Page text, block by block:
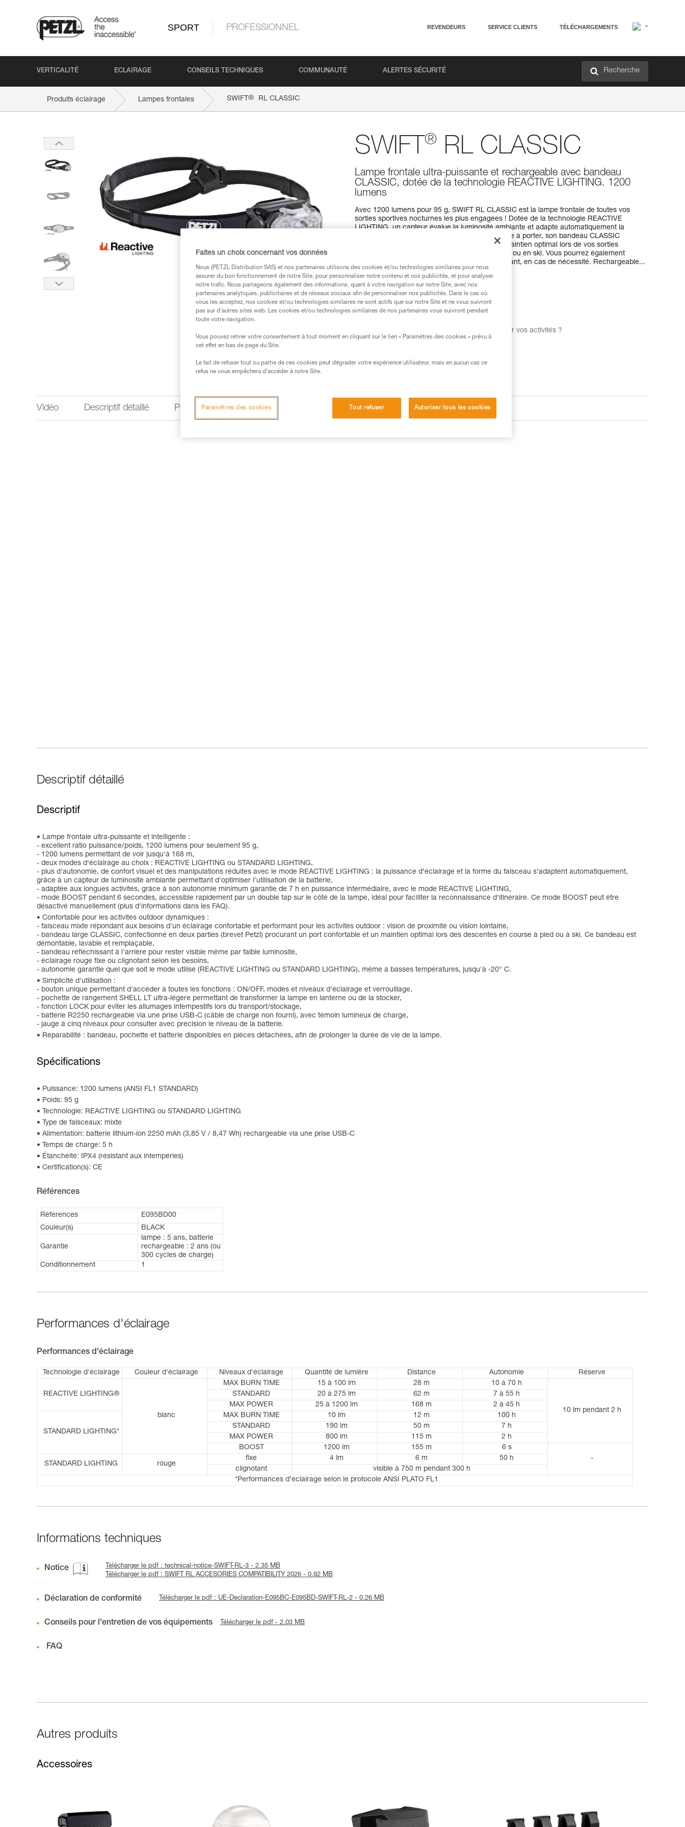
SPORT PROFESSIONNEL REVENDEURS SERVICE CLIENTS TÉLÉCHARGEMENTS
VERTICALITÉ ECLAIRAGE CONSEILS TECHNIQUES COMMUNAUTÉ ALERTES SÉCURITÉ Recherche
Produits éclairage Lampes frontales SWIFT ® RL CLASSIC
SWIFT ® RL CLASSIC
Lampe frontale ultra-puissante et rechargeable avec bandeau
CLASSIC, dotée de la technologie REACTIVE LIGHTING. 1200
lumens
Avec 1200 lumens pour 95 g, SWIFT RL CLASSIC est la lampe frontale de toutes vos
sorties sportives nocturnes les plus engagées ! Dotée de la technologie REACTIVE
LIGHTING, un capteur évalue la luminosité ambiante et adapte automatiquement la
puissance d’éclairage à vos besoins. Confortable à porter, son bandeau CLASSIC
confectionné en deux parties, vous assure un maintien optimal lors de vos sorties
dynamiques et exigeantes, comme en alpinisme ou en ski. Vous pourrez également
compter sur son éclairage rouge, fixe ou clignotant, en cas de nécessité. Rechargeable...
Lire la suite
Trouvez un revendeur
Vous recherchez la meilleure lampe frontale pour vos activités ?
Vidéo Descriptif détaillé Performances d'éclairage Informations techniques Autres produits
Descriptif détaillé
Descriptif
Lampe frontale ultra-puissante et intelligente :
- excellent ratio puissance/poids, 1200 lumens pour seulement 95 g,
- 1200 lumens permettant de voir jusqu'à 168 m,
- deux modes d'éclairage au choix : REACTIVE LIGHTING ou STANDARD LIGHTING,
- plus d'autonomie, de confort visuel et des manipulations réduites avec le mode REACTIVE LIGHTING : la puissance d’éclairage et la forme du faisceau s’adaptent automatiquement,
grâce à un capteur de luminosité ambiante permettant d'optimiser l'utilisation de la batterie,
- adaptée aux longues activités, grâce à son autonomie minimum garantie de 7 h en puissance intermédiaire, avec le mode REACTIVE LIGHTING,
- mode BOOST pendant 6 secondes, accessible rapidement par un double tap sur le côté de la lampe, idéal pour faciliter la reconnaissance d'itinéraire. Ce mode BOOST peut être
désactivé manuellement (plus d'informations dans les FAQ).
Confortable pour les activités outdoor dynamiques :
- faisceau mixte répondant aux besoins d'un éclairage confortable et performant pour les activités outdoor : vision de proximité ou vision lointaine,
- bandeau large CLASSIC, confectionné en deux parties (brevet Petzl) procurant un port confortable et un maintien optimal lors des descentes en course à pied ou à ski. Ce bandeau est
démontable, lavable et remplaçable,
- bandeau réfléchissant à l'arrière pour rester visible même par faible luminosité,
- éclairage rouge fixe ou clignotant selon les besoins,
- autonomie garantie quel que soit le mode utilisé (REACTIVE LIGHTING ou STANDARD LIGHTING), même à basses températures, jusqu'à -20° C.
Simplicité d'utilisation :
- bouton unique permettant d'accéder à toutes les fonctions : ON/OFF, modes et niveaux d'éclairage et verrouillage,
- pochette de rangement SHELL LT ultra-légère permettant de transformer la lampe en lanterne ou de la stocker,
- fonction LOCK pour éviter les allumages intempestifs lors du transport/stockage,
- batterie R2250 rechargeable via une prise USB-C (câble de charge non fourni), avec témoin lumineux de charge,
- jauge à cinq niveaux pour consulter avec précision le niveau de la batterie.
Réparabilité : bandeau, pochette et batterie disponibles en pièces détachées, afin de prolonger la durée de vie de la lampe.
Spécifications
Puissance: 1200 lumens (ANSI FL1 STANDARD)
Poids: 95 g
Technologie: REACTIVE LIGHTING ou STANDARD LIGHTING
Type de faisceaux: mixte
Alimentation: batterie lithium-ion 2250 mAh (3,85 V / 8,47 Wh) rechargeable via une prise USB-C
Temps de charge: 5 h
Étanchéité: IPX4 (résistant aux intempéries)
Certification(s): CE
Références
Références
E095BD00
Couleur(s)
BLACK
Garantie
lampe : 5 ans, batterie
rechargeable : 2 ans (ou
300 cycles de charge)
Conditionnement
1
Performances d'éclairage
Performances d'éclairage
Technologie d'éclairage Couleur d'éclairage Niveaux d'éclairage Quantité de lumière Distance Autonomie Réserve
REACTIVE LIGHTING®
blanc
MAX BURN TIME 15 à 100 lm 28 m 10 à 70 h
10 lm pendant 2 h
STANDARD 20 à 275 lm 62 m
7 à 55 h
MAX POWER
25 à 1200 lm 168 m 2 à 45 h
STANDARD LIGHTING*
MAX BURN TIME 10 lm 12 m
100 h
STANDARD
190 lm 50 m
7 h
MAX POWER
800 lm 115 m
2 h
BOOST
1200 lm 155 m
6 s
-
STANDARD LIGHTING rouge
fixe 4 lm 6 m
50 h
clignotant
visible à 750 m pendant 300 h
*Performances d’éclairage selon le protocole ANSI PLATO FL1
Informations techniques
Notice
Télécharger le pdf : technical-notice-SWIFT-RL-3 - 2.35 MB
Télécharger le pdf : SWIFT RL ACCESORIES COMPATIBILITY 2026 - 0.92 MB
Déclaration de conformité Télécharger le pdf : UE-Declaration-E095BC-E095BD-SWIFT-RL-2 - 0.26 MB
Conseils pour l'entretien de vos équipements Télécharger le pdf - 2.03 MB
FAQ
Autres produits
Accessoires
Faites un choix concernant vos données
Nous (PETZL Distribution SAS) et nos partenaires utilisons des cookies et/ou technologies similaires pour nous
assurer du bon fonctionnement de notre Site, pour personnaliser notre contenu et nos publicités, et pour analyser
notre trafic. Nous partageons également des informations, quant à votre navigation sur notre Site, avec nos
partenaires analytiques, publicitaires et de réseaux sociaux afin de personnaliser nos publicités. Dans le cas où
vous les acceptez, nos cookies et/ou technologies similaires ne sont actifs que sur notre Site et ne vous suivront
pas sur d’autres sites web. Les cookies et/ou technologies similaires de nos partenaires vous suivront pendant
toute votre navigation.
Vous pouvez retirer votre consentement à tout moment en cliquant sur le lien « Paramètres des cookies » prévu à
cet effet en bas de page du Site.
Le fait de refuser tout ou partie de ces cookies peut dégrader votre expérience utilisateur, mais en aucun cas ce
refus ne vous empêchera d’accéder à notre Site.
Tout refuser Autoriser tous les cookies
Paramètres des cookies